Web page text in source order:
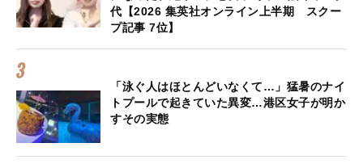
代【2026 集英社オンライン上半期 スクー
プ記事 7位】
「泳ぐ人はほとんどいなくて…」猛暑のナイ
トプールで起きていた異変…港区女子が明か
すその実態